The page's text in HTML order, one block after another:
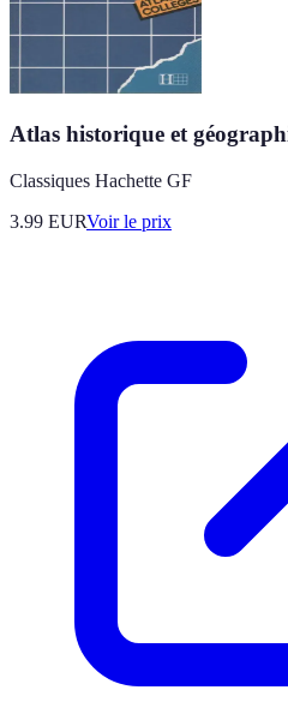
Atlas historique et
Classiques Hachette GF
3.99 EURVoir le prix